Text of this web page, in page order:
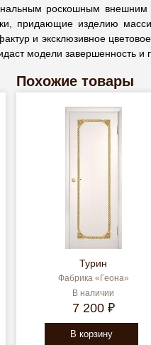
роскошным
придающие изделию
и эксклюзивное
модели завершенность и
Похожие товары
Турин
Фабрика «Геона»
В наличии
7 200 ₽
В корзину